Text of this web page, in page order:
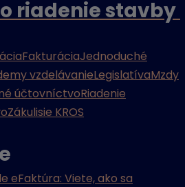
riadenie stavby
FakturáciaJednoduché
vzdelávanieLegislatívaMzdy
účtovníctvoRiadenie
Zákulisie KROS
eFaktúra: Viete, ako sa